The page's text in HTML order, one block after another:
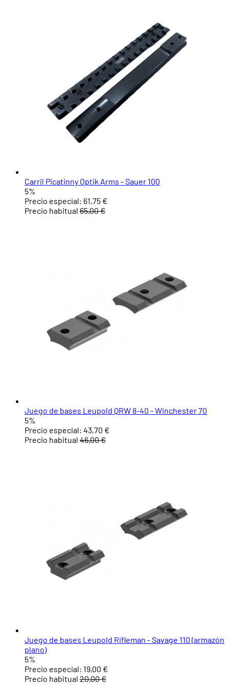
Carril Picatinny Optik Arms - Sauer 100
5%
Precio especial: 61,75 €
Precio habitual 65,00 €
Juego de bases Leupold QRW 8-40 - Winchester 70
5%
Precio especial: 43,70 €
Precio habitual 46,00 €
Juego de bases Leupold Rifleman - Savage 110 (armazón
plano)
5%
Precio especial: 19,00 €
Precio habitual 20,00 €